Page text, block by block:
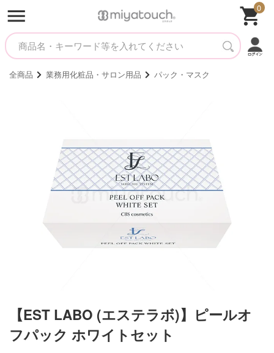
0
全商品 業務用化粧品・サロン用品 パック・マスク
【EST LABO (エステラボ)】ピールオ
フパック ホワイトセット